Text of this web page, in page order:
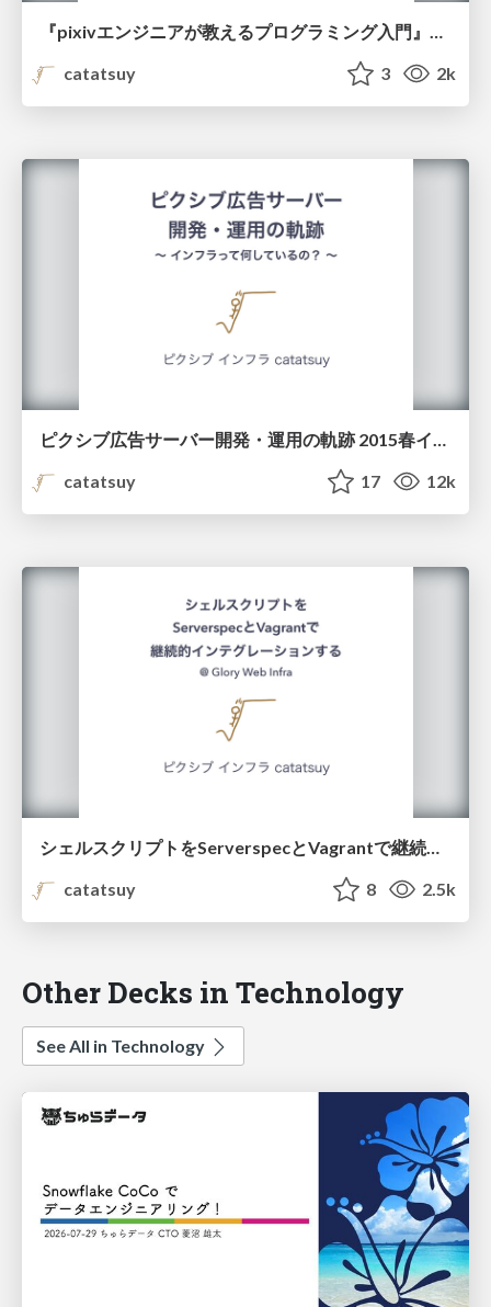
catatsuy
3 2k
ピクシブ広告サーバー開発・運用の軌跡 2015春インターン講義資料
catatsuy
17 12k
シェルスクリプトをServerspecとVagrantで継続的インテグレーションする
catatsuy
8 2.5k
Other Decks in Technology
See All in Technology